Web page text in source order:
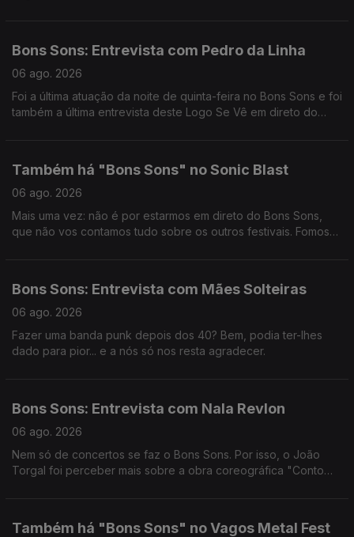
Bons Sons: Entrevista com Pedro da Linha
06 ago. 2026
Foi a última atuação da noite de quinta-feira no Bons Sons e foi
também a última entrevista deste Logo Se Vê em direto do
Também há "Bons Sons" no Sonic Blast
06 ago. 2026
Mais uma vez: não é por estarmos em direto do Bons Sons,
que não vos contamos tudo sobre os outros festivais. Fomos
Bons Sons: Entrevista com Mães Solteiras
06 ago. 2026
Fazer uma banda punk depois dos 40? Bem, podia ter-lhes
dado para pior... e a nós só nos resta agradecer.
Bons Sons: Entrevista com Nala Revlon
06 ago. 2026
Nem só de concertos se faz o Bons Sons. Por isso, o João
Torgal foi perceber mais sobre a obra coreográfica "Conto
Também há "Bons Sons" no Vagos Metal Fest